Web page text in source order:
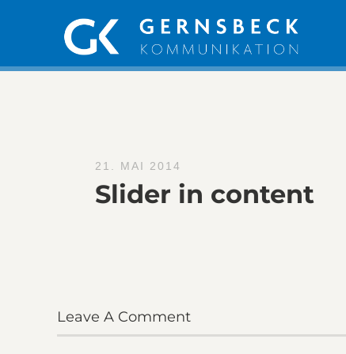
21. MAI 2014
Slider in content
Leave A Comment